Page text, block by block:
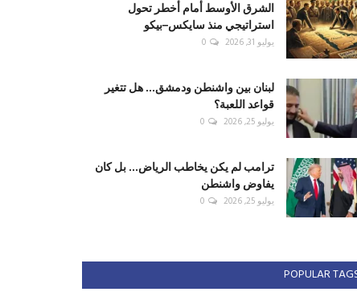
الشرق الأوسط أمام أخطر تحول
استراتيجي منذ سايكس–بيكو
يوليو 31, 2026 0
لبنان بين واشنطن ودمشق... هل تتغير
قواعد اللعبة؟
يوليو 25, 2026 0
ترامب لم يكن يخاطب الرياض... بل كان
يفاوض واشنطن
يوليو 25, 2026 0
POPULAR